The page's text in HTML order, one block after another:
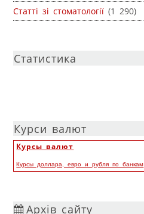
Статті зі стоматології (1 290)
Статистика
Курси валют
Курсы валют
Курсы доллара, евро и рубля по банкам
Архів сайту